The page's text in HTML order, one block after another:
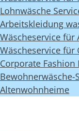
Lohnwäsche
Arbeitskleidung
Wäscheservice für
Wäscheservice für
Corporate Fashion
Bewohnerwäsche-
Altenwohnheime